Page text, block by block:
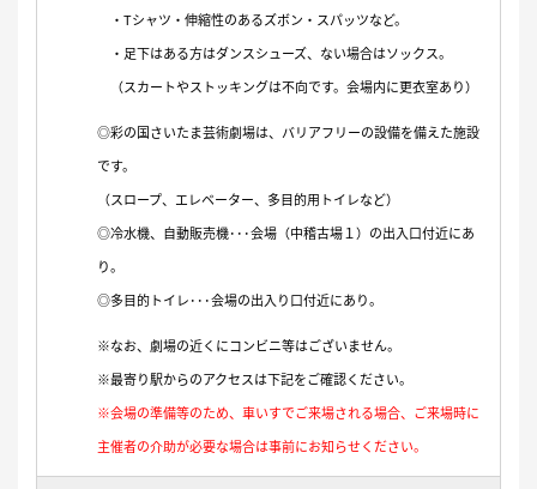
・Tシャツ・伸縮性のあるズボン・スパッツなど。
・足下はある方はダンスシューズ、ない場合はソックス。
（スカートやストッキングは不向です。会場内に更衣室あり）
◎彩の国さいたま芸術劇場は、バリアフリーの設備を備えた施設
です。
（スロープ、エレベーター、多目的用トイレなど）
◎冷水機、自動販売機･･･会場（中稽古場１）の出入口付近にあ
り。
◎多目的トイレ･･･会場の出入り口付近にあり。
※なお、劇場の近くにコンビニ等はございません。
※最寄り駅からのアクセスは下記をご確認ください。
※会場の準備等のため、車いすでご来場される場合、ご来場時に
主催者の介助が必要な場合は事前にお知らせください。